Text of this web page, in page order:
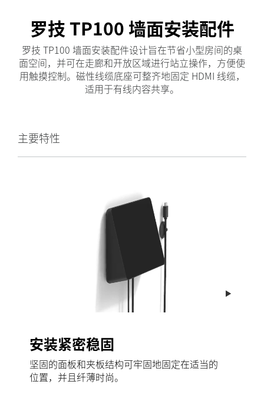
罗技 TP100 墙面安装配件
罗技 TP100 墙面安装配件设计旨在节省小型房间的桌
面空间，并可在走廊和开放区域进行站立操作，方便使
用触摸控制。磁性线缆底座可整齐地固定 HDMI 线缆，
适用于有线内容共享。
主要特性
安装紧密稳固
坚固的面板和夹板结构可牢固地固定在适当的
位置，并且纤薄时尚。